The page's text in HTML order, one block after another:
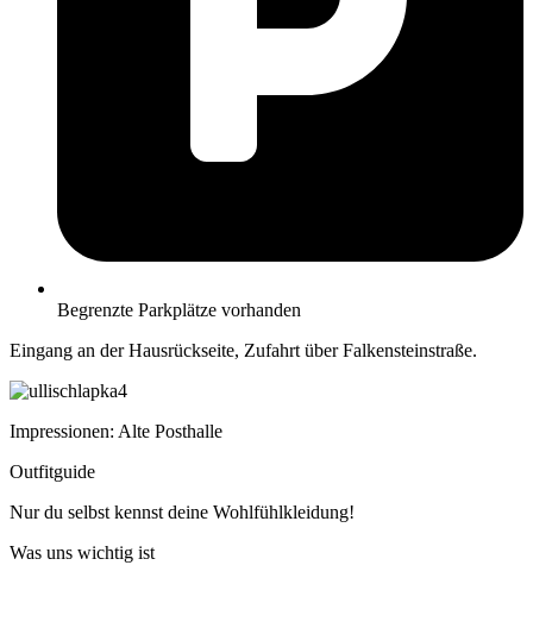
Begrenzte Parkplätze vorhanden
Eingang an der Hausrückseite, Zufahrt über Falkensteinstraße.
Impressionen: Alte Posthalle
Outfitguide
Nur du selbst kennst deine Wohlfühlkleidung!
Was uns wichtig ist